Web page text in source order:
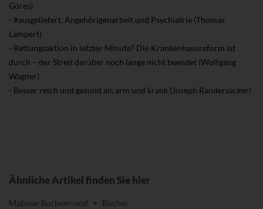
Göres)
- #ausgeliefert. Angehörigenarbeit und Psychiatrie (Thomas
Lampert)
- Rettungsaktion in letzter Minute? Die Krankenhausreform ist
durch – der Streit darüber noch lange nicht beendet (Wolfgang
Wagner)
- Besser reich und gesund als arm und krank (Joseph Randersacker)
Ähnliche Artikel finden Sie hier
Mabuse-Buchversand > Bücher